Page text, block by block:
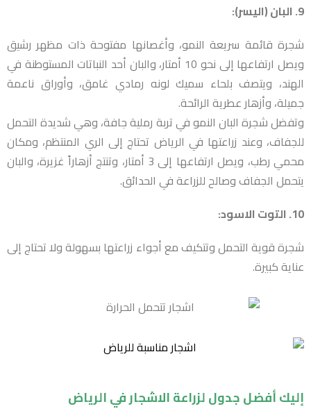
9. البان (اليسر):
شجرة قائمة سريعة النمو، وأغصانها مفتوحة ذات مظهر رشيق
ويصل ارتفاعها إلى نحو 10 أمتار، والبان أحد النباتات المستوطنة في
الهند، ويتصف بلحاء سميك لونه رمادي غامق، وأوراق ناعمة
جميلة، وأزهار عطرية الرائحة.
وتفضل شجرة البان النمو في تربة رملية جافة، وهي شديدة التحمل
للجفاف، وعند زراعتها في الرياض تحتاج إلى الري المنتظم، ومكان
محمي رطب، ويصل ارتفاعها إلى 3 أمتار، وتنتج أزهاراً غزيرة، والبان
يتحمل الجفاف وصالح للزراعة في الحدائق.
10. التوت الاسود:
شجرة قوية التحمل وتتكيف مع أجواء زراعتها بسهولة ولا تحتاج إلى
عناية كبيرة.
إليك أفضل جدول لزراعة الاشجارفي الرياض